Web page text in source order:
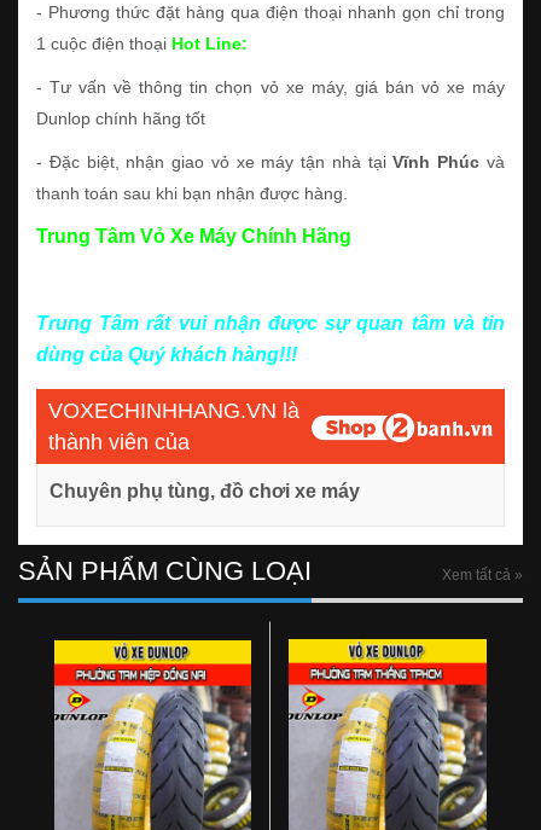
- Phương thức đặt hàng qua điện thoại nhanh gọn chỉ trong
1 cuộc điện thoại Hot Line:
- Tư vấn về thông tin chọn vỏ xe máy, giá bán vỏ xe máy
Dunlop chính hãng tốt
- Đặc biệt, nhận giao vỏ xe máy tận nhà tạiVĩnh Phúc và
thanh toán sau khi bạn nhận được hàng.
Trung Tâm Vỏ Xe Máy Chính Hãng
Trung Tâm rất vui nhận được sự quan tâm và tin
dùng của Quý khách hàng!!!
VOXECHINHHANG.VN là
thành viên của
Chuyên phụ tùng, đồ chơi xe máy
SẢN PHẨM CÙNG LOẠI Xem tất cả »